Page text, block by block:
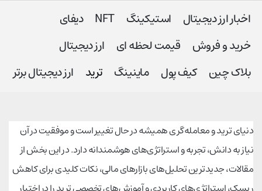
اخبار ارز دیجیتال استیکینگ NFT
دیفای
خرید و فروش
قیمت لحظه ای
ارز دیجیتال
بلاک‌ چین
کیف پول ماینینگ ترید ارز دیجیتال برتر
دنیای ترید و معامله‌گری همیشه در حال تغییر است و موفقیت در آن
نیاز به دانش، تجربه و استراتژی‌های هوشمندانه دارد. در این بخش از
مقالات، جدیدترین تحلیل‌های بازارهای مالی، نکات کلیدی برای کاهش